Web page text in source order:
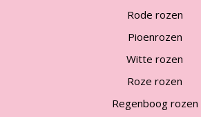
Rode rozen
Pioenrozen
Witte rozen
Roze rozen
Regenboog rozen